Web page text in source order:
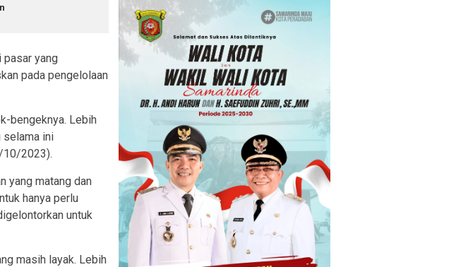
pasar yang
pada pengelolaan
bengeknya. Lebih
selama ini
10/2023).
yang matang dan
hanya perlu
untuk
masih layak. Lebih